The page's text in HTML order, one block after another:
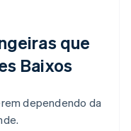
que
Baixos
dependendo da